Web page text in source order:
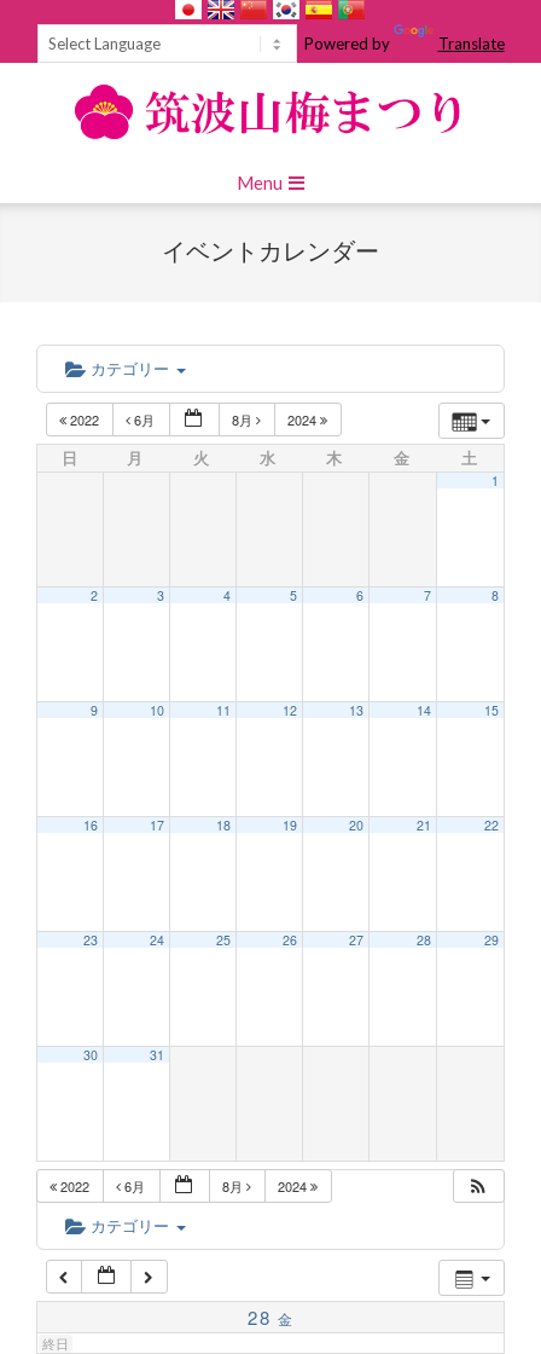
Powered by Translate
Navigation
Menu
イベントカレンダー
カテゴリー
2022 6月 8月 2024
日 月 火 水 木 金 土
1
2 3 4 5 6 7 8
9 10 11 12 13 14 15
16 17 18 19 20 21 22
23 24 25 26 27 28 29
30 31
2022 6月 8月 2024
カテゴリー
28 金
終日
2:00 AM
6:00 AM
7:00 AM